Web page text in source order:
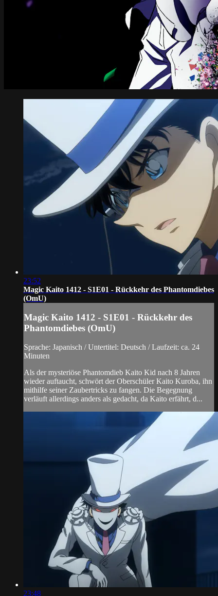
23:52
Magic Kaito 1412 - S1E01 - Rückkehr des Phantomdiebes
(OmU)
Magic Kaito 1412 - S1E01 - Rückkehr des
Phantomdiebes (OmU)
Sprache: Japanisch / Untertitel: Deutsch / Laufzeit: ca. 24
Minuten
Als der mysteriöse Phantomdieb Kaito Kid nach 8 Jahren
wieder auftaucht, schwört der Oberschüler Kaito Kuroba, ihn
mithilfe seiner Zaubertricks zu fangen. Die Begegnung
verläuft allerdings anders als gedacht, da Kaito erfährt, d...
23:48